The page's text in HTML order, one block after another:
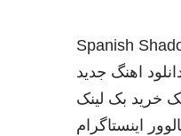
Spanish
اهنگ جدید
خرید بک لینک
اینستاگرام